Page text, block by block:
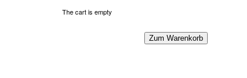
The cart is empty
Zum Warenkorb